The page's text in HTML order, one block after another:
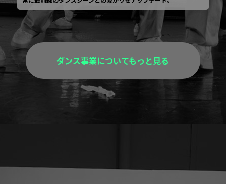
ダンス事業についてもっと見る